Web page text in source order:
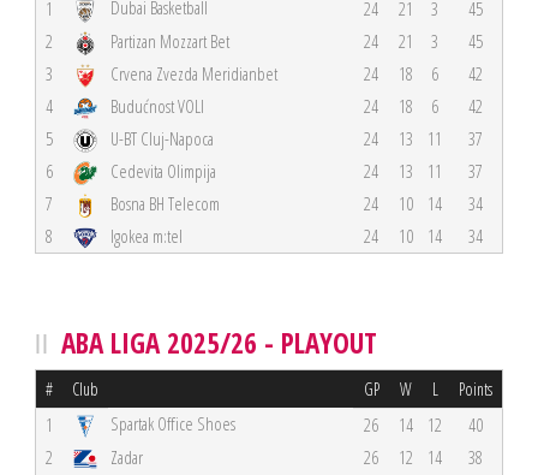
1 Dubai Basketball 24 21 3
45
2
Partizan Mozzart Bet 24 21 3
45
3
Crvena Zvezda Meridianbet 24 18 6
42
4
Budućnost VOLI 24 18 6
42
5
U-BT Cluj-Napoca 24 13 11
37
6
Cedevita Olimpija 24 13 11
37
7
Bosna BH Telecom 24 10 14
34
8
Igokea m:tel 24 10 14 34
ABA LIGA 2025/26 - PLAYOUT
# Club GP W L Points
1 Spartak Office Shoes 26 14 12
40
2
Zadar 26 12 14
38